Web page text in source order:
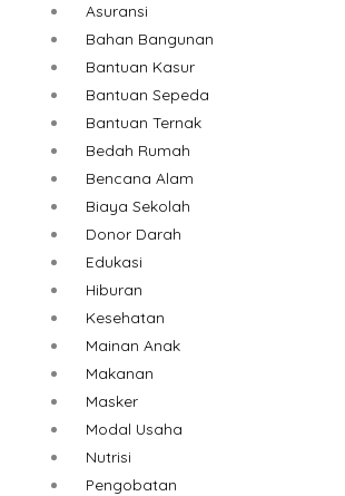
Asuransi
Bahan Bangunan
Bantuan Kasur
Bantuan Sepeda
Bantuan Ternak
Bedah Rumah
Bencana Alam
Biaya Sekolah
Donor Darah
Edukasi
Hiburan
Kesehatan
Mainan Anak
Makanan
Masker
Modal Usaha
Nutrisi
Pengobatan